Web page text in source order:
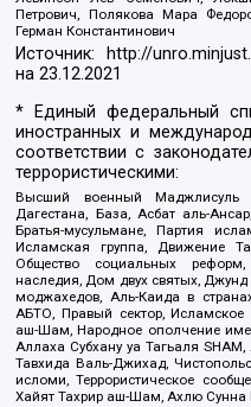
Петрович, Полякова Мара
Герман Константинович
Источник: http://
на23.12.2021
* Единый федеральный
иностранных и
соответствии с
террористическими:
Высший военный Маджлисуль
Дагестана, База, Асбат аль-
Братья-мусульмане, Партия
Исламская группа, Движение
Общество социальных
наследия, Дом двух святых,
моджахедов, Аль-Каида в
АБТО, Правый сектор, Исламское
аш-Шам, Народное ополчение
Аллаха Субхану уа Тагьаля
Тавхида Валь-Джихад,
исломи, Террористическое
Хайят Тахрир аш-Шам, Ахлю